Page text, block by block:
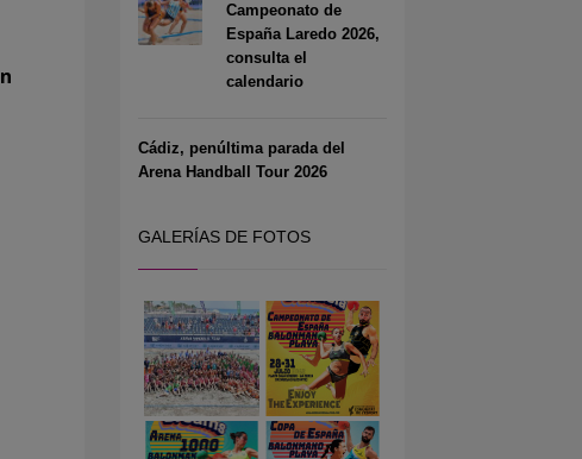
Campeonato de
España Laredo 2026,
consulta el
calendario
Cádiz, penúltima parada del
Arena Handball Tour 2026
GALERÍAS DE FOTOS